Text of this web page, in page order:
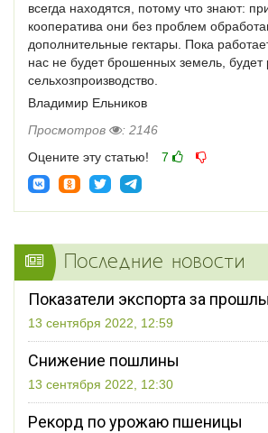
всегда находятся, потому что знают:
кооператива они без проблем
дополнительные гектары. Пока
нас не будет брошенных земель, будет
сельхозпроизводство.
Владимир Ельников
Просмотров
: 2146
Оцените эту статью!
7
Последние новости
Показатели экспорта за
13 сентября 2022, 12:59
Снижение пошлины
13 сентября 2022, 12:30
Рекорд по урожаю пшеницы